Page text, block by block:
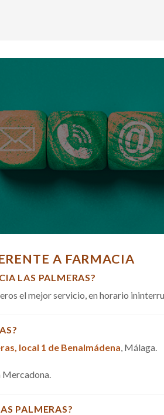
A FARMACIA
LAS PALMERAS?
el mejor servicio, en horario
local 1 de Benalmádena, Málaga.
Mercadona.
PALMERAS?